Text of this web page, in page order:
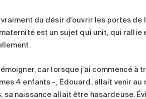
du désir d’ouvrir les portes
est un sujet qui unit, qui
car lorsque j’ai commencé à
4 enfants –, Édouard, allait venir
sa naissance allait être hasardeuse.